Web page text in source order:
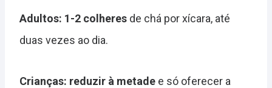
Adultos: 1-2 colheres de chá por xícara, até
duas vezes ao dia.
Crianças: reduzir à metade e só oferecer a